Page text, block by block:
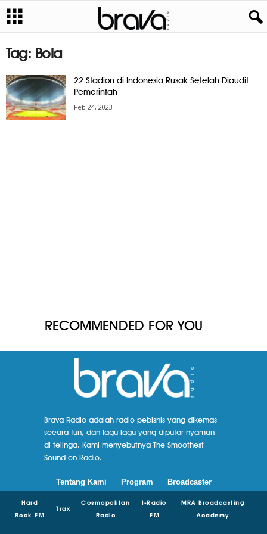
Tag: Bola
22 Stadion di Indonesia Rusak Setelah Diaudit
Pemerintah
Feb 24, 2023
RECOMMENDED FOR YOU
Brava Radio adalah radio pebisnis yang dikemas
secara fun, dan lagu-lagu yang diputar nyaman
di telinga. Kami menyebutnya The Smoothest
Sound on Radio.
Tentang Kami Program Broadcaster
Hard
Rock FM
Trax
Cosmopolitan
Radio
I-Radio
FM
MRA Broadcasting
Academy